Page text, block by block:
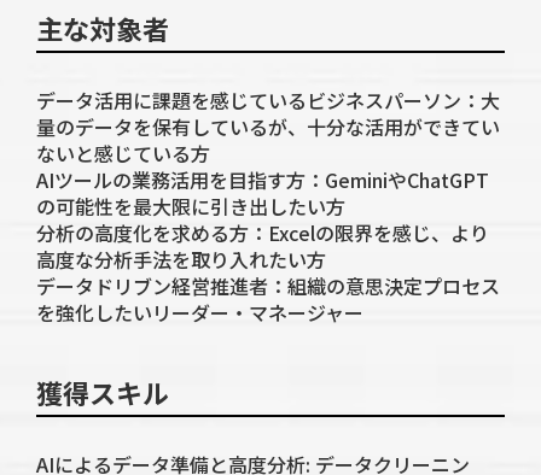
主な対象者
データ活用に課題を感じているビジネスパーソン：大
量のデータを保有しているが、十分な活用ができてい
ないと感じている方
AIツールの業務活用を目指す方：GeminiやChatGPT
の可能性を最大限に引き出したい方
分析の高度化を求める方：Excelの限界を感じ、より
高度な分析手法を取り入れたい方
データドリブン経営推進者：組織の意思決定プロセス
を強化したいリーダー・マネージャー
獲得スキル
AIによるデータ準備と高度分析: データクリーニン